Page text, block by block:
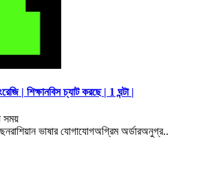
| শিক্ষানবিস চ্যাট করছে | 1 ঘন্টা |
সময়
ভাষার যোগাযোগঅগ্রিম অর্ডারঅনুগ্র..